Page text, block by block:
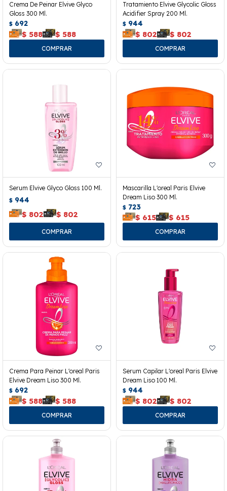
Crema De Peinar Elvive Glyco
Gloss 300 Ml.
$ 692
$ 588 $ 588
Tratamiento Elvive Glycolic Gloss
Acidifier Spray 200 Ml.
$ 944
$ 802 $ 802
Serum Elvive Glyco Gloss 100 Ml.
$ 944
$ 802 $ 802
Mascarilla L'oreal Paris Elvive
Dream Liso 300 Ml.
$ 723
$ 615 $ 615
Crema Para Peinar L'oreal Paris
Elvive Dream Liso 300 Ml.
$ 692
$ 588 $ 588
Serum Capilar L'oreal Paris Elvive
Dream Liso 100 Ml.
$ 944
$ 802 $ 802